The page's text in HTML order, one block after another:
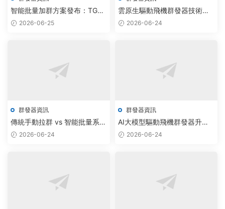
智能批量加群方案發布：TG協
議腳本實現90%自動化效率突
2026-06-25
雲原生驅動飛機群發器技術突
破，電報批量加群效率提升
2026-06-24
群發器資訊
傳統手動拉群 vs 智能批量系
統：Telegram群發器助手免費
2026-06-24
群發器資訊
AI大模型驅動飛機群發器升
級，企業批量消息發送效率提
2026-06-24